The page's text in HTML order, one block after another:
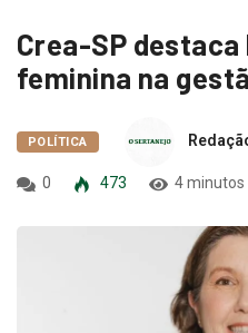
feminina na
0 473 4 minutos